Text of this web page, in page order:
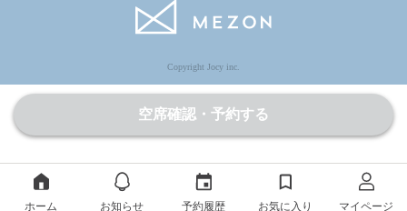
空席確認・予約する
Copyright Jocy inc.
ホーム お知らせ 予約履歴 お気に入り マイページ